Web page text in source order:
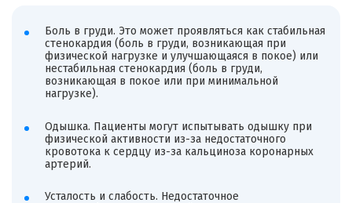
Боль в груди. Это может проявляться как стабильная
стенокардия (боль в груди, возникающая при
физической нагрузке и улучшающаяся в покое) или
нестабильная стенокардия (боль в груди,
возникающая в покое или при минимальной
нагрузке).
Одышка. Пациенты могут испытывать одышку при
физической активности из-за недостаточного
кровотока к сердцу из-за кальциноза коронарных
артерий.
Усталость и слабость. Недостаточное